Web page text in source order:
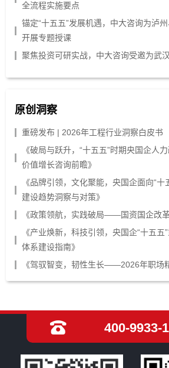
全流程实施要点
锚定“十五五”发展机遇，中大咨询为泸
开展专题授课
聚焦投资可研实战，中大咨询受邀为武
原创洞察
重磅发布 | 2026年工程行业洞察白皮书
《破局与跃升，“十五五”时期央国企人
价值增长咨询前瞻》
《品牌引领，文化聚能，央国企面向“
建设趋势洞察与对策》
《政策领航，实践破局——国资国企改
《产业焕新，科技引领，央国企“十五
体系建设指南》
《驾驭智变，韧性生长——2026年职场
400-9933-